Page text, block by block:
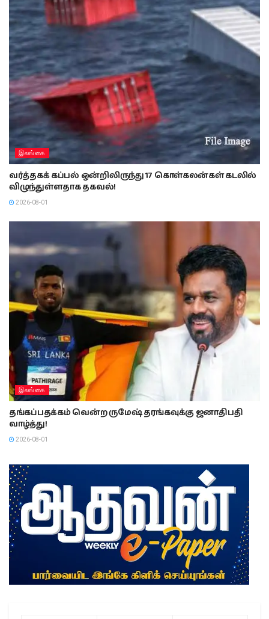
இலங்கை
வர்த்தகக் கப்பல் ஒன்றிலிருந்து 17 கொள்கலன்கள் கடலில்
விழுந்துள்ளதாக தகவல்!
2026-08-01
இலங்கை
தங்கப்பதக்கம் வென்ற ருமேஷ் தரங்கவுக்கு ஜனாதிபதி
வாழ்த்து!
2026-08-01